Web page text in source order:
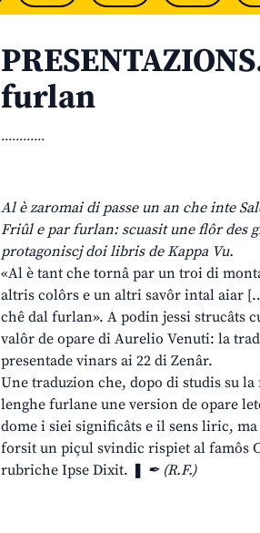
furlan
............
Al è zaromai di passe un an che inte
Friûl e par furlan: scuasit une flôr des
protagoniscj doi libris de Kappa Vu.
«Al è tant che tornâ par un troi di
altris colôrs e un altri savôr intal aiar
chê dal furlan». A podin jessi strucâts
valôr de opare di Aurelio Venuti: la
presentade vinars ai 22 di Zenâr.
Une traduzion che, dopo di studis su
lenghe furlane une version de opare
dome i siei significâts e il sens liric,
forsit un piçul svindic rispiet al famôs
rubriche Ipse Dixit. ❚ ✒ (R.F.)